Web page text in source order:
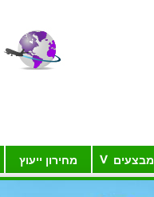
מבצעים מחירון ייעוץ